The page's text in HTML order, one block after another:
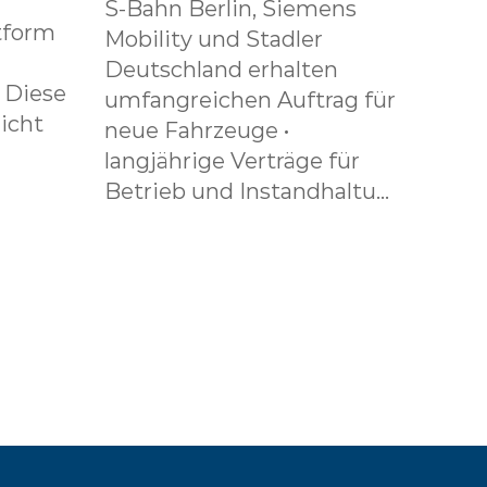
S-Bahn Berlin, Siemens
Mobility und Stadler
Deutschland erhalten
umfangreichen Auftrag für
neue Fahrzeuge •
langjährige Verträge für
Betrieb und Instandhaltu...